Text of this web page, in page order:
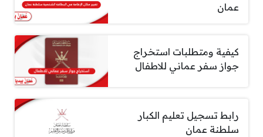
عمان
كيفية ومتطلبات استخراج
جواز سفر عماني للاطفال
رابط تسجيل تعليم الكبار
سلطنة عمان